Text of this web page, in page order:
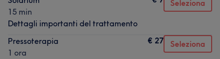
15 min
Dettagli importanti del trattamento
Seleziona
Pressoterapia
1 ora
€ 27 Seleziona